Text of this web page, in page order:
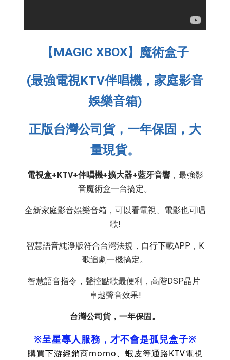
【MAGIC XBOX】魔術盒子
(最強電視KTV伴唱機，家庭影音
娛樂音箱)
正版台灣公司貨，一年保固，大
量現貨。
電視盒+KTV+伴唱機+擴大器+藍牙音響， 最強影
音魔術盒一台搞定。
全新家庭影音娛樂音箱，可以看電視、電影也可唱
歌!
智慧語音純淨版符合台灣法規，自行下載APP，K
歌追劇一機搞定。
智慧語音指令，聲控點歌最便利，高階DSP晶片
卓越聲音效果!
台灣公司貨，一年保固。
※呈星專人服務，才不會是孤兒盒子※
購買下游經銷商momo、蝦皮等通路KTV電視